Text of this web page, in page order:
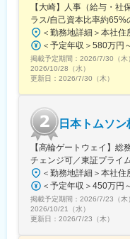
【大崎】人事（給与・
ラス/自己資本比率約65%
掲載予定期間： 2026/7/30（木
2026/10/28（水）
更新日： 2026/7/30（木）
日本トムソ
【高輪ゲートウェイ】
チェンジ可／東証プライ
掲載予定期間： 2026/7/23（木
2026/10/21（水）
更新日： 2026/7/23（木）